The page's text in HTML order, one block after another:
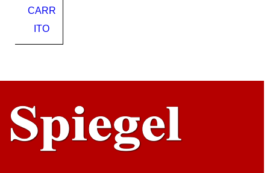
AL
UE
CARR
ITO